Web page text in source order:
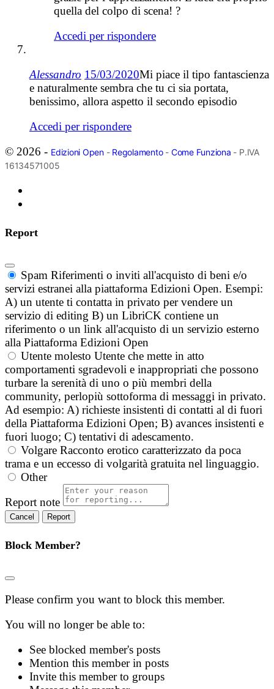
quella del colpo di scena! ?
Accedi per rispondere
Alessandro 15/03/2020Mi piace il tipo fantascienza
e naturalmente sembra che tu ci sia portata,
benissimo, allora aspetto il secondo episodio
Accedi per rispondere
© 2026 - Edizioni Open- Regolamento- Come Funziona - P.IVA
16134571005
Report
Spam Riferimenti o inviti all'acquisto di beni e/o
servizi estranei alla piattaforma Edizioni Open. Esempi:
A) un utente ti contatta in privato per vendere un
servizio di editing B) un LibriCK contiene un
riferimento o un link all'acquisto di un servizio esterno
alla Piattaforma Edizioni Open
Utente molesto Utente che mette in atto
comportamenti sgradevoli e inappropriati che possono
turbare la serenità di uno o più membri della
community, perlopiù sottoforma di messaggi in privato.
Ad esempio: A) richieste insistenti di contatti al di fuori
della Piattaforma Edizioni Open; B) avances insistenti e
fuori luogo; C) tentativi di adescamento.
Volgare Racconto erotico caratterizzato da poca
trama e un eccesso di volgarità gratuita nel linguaggio.
Other
Report note
Report
Block Member?
Please confirm you want to block this member.
You will no longer be able to:
See blocked member's posts
Mention this member in posts
Invite this member to groups